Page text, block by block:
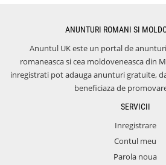
ANUNTURI ROMANI SI
Anuntul UK este un portal de
romaneasca si cea moldoveneasca din
inregistrati pot adauga anunturi gratuite,
beneficiaza de
SERVICII
Inregistrare
Contul meu
Parola noua